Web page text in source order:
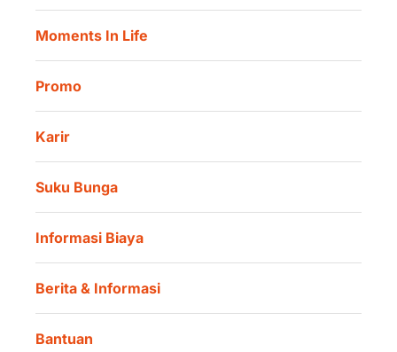
Danamon QR Merchant
Moments In Life
Promo
Karir
Suku Bunga
Informasi Biaya
Berita & Informasi
Bantuan